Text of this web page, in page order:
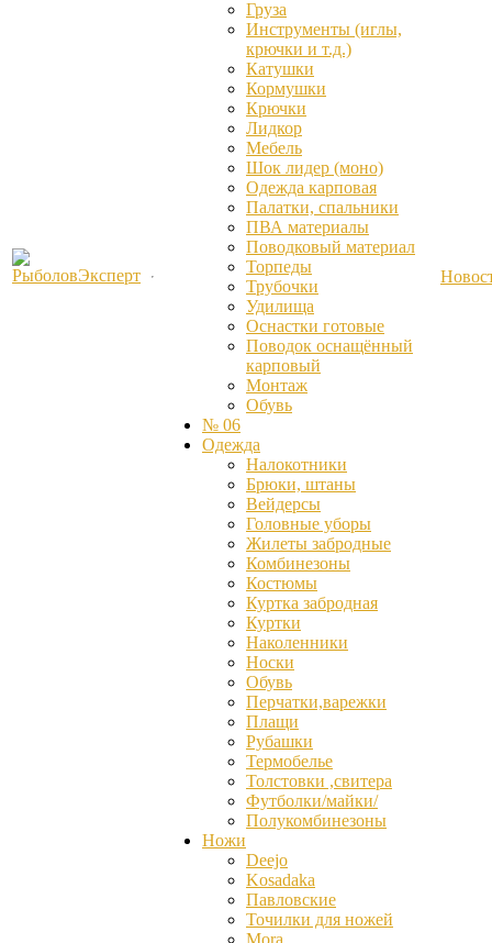
Груза
Инструменты (иглы,
крючки и т.д.)
Катушки
Кормушки
Крючки
Лидкор
Мебель
Шок лидер (моно)
Одежда карповая
Палатки, спальники
ПВА материалы
Поводковый материал
Торпеды
Трубочки
Удилища
Оснастки готовые
Поводок оснащённый
карповый
Монтаж
Обувь
№ 06
Одежда
Налокотники
Брюки, штаны
Вейдерсы
Головные уборы
Жилеты забродные
Комбинезоны
Костюмы
Куртка забродная
Куртки
Наколенники
Носки
Обувь
Перчатки,варежки
Плащи
Рубашки
Термобелье
Толстовки ,свитера
Футболки/майки/
Полукомбинезоны
Ножи
Deejo
Kosadaka
Павловские
Точилки для ножей
Mora